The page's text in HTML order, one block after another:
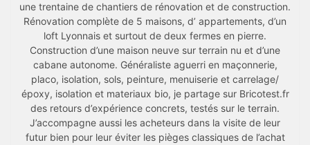
une trentaine de chantiers de rénovation et de construction.
Rénovation complète de 5 maisons, d’ appartements, d’un
loft Lyonnais et surtout de deux fermes en pierre.
Construction d’une maison neuve sur terrain nu et d’une
cabane autonome. Généraliste aguerri en maçonnerie,
placo, isolation, sols, peinture, menuiserie et carrelage/
époxy, isolation et materiaux bio, je partage sur Bricotest.fr
des retours d’expérience concrets, testés sur le terrain.
J’accompagne aussi les acheteurs dans la visite de leur
futur bien pour leur éviter les pièges classiques de l’achat